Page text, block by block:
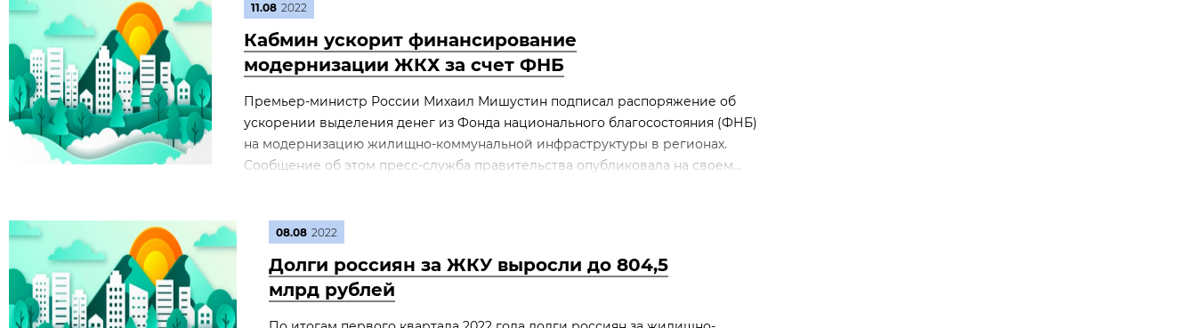
11.08 2022
Кабмин ускорит финансирование
модернизации ЖКХ за счет ФНБ
Премьер-министр России Михаил Мишустин подписал распоряжение об
ускорении выделения денег из Фонда национального благосостояния (ФНБ)
на модернизацию жилищно-коммунальной инфраструктуры в регионах.
Сообщение об этом пресс-служба правительства опубликовала на своем...
08.08 2022
Долги россиян за ЖКУ выросли до 804,5
млрд рублей